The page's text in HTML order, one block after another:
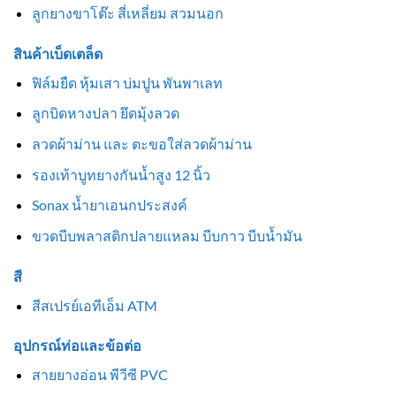
ลูกยางขาโต๊ะ สี่เหลี่ยม สวมนอก
สินค้าเบ็ดเตล็ด
ฟิล์มยืด หุ้มเสา บ่มปูน พันพาเลท
ลูกบิดหางปลา ยึดมุ้งลวด
ลวดผ้าม่าน และ ตะขอใส่ลวดผ้าม่าน
รองเท้าบูทยางกันน้ำสูง 12 นิ้ว
Sonax น้ำยาเอนกประสงค์
ขวดบีบพลาสติกปลายแหลม บีบกาว บีบน้ำมัน
สี
สีสเปรย์เอทีเอ็ม ATM
อุปกรณ์ท่อและข้อต่อ
สายยางอ่อน พีวีซี PVC